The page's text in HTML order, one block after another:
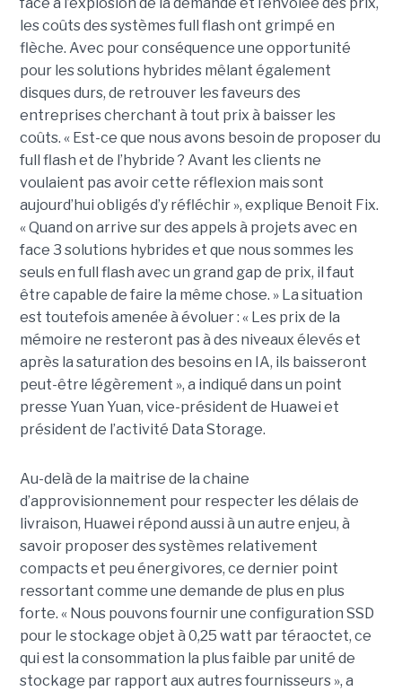
les coûts des systèmes full flash ont grimpé en
flèche. Avec pour conséquence une opportunité
pour les solutions hybrides mêlant également
disques durs, de retrouver les faveurs des
entreprises cherchant à tout prix à baisser les
coûts. « Est-ce que nous avons besoin de proposer du
full flash et de l’hybride ? Avant les clients ne
voulaient pas avoir cette réflexion mais sont
aujourd’hui obligés d’y réfléchir », explique Benoit Fix.
« Quand on arrive sur des appels à projets avec en
face 3 solutions hybrides et que nous sommes les
seuls en full flash avec un grand gap de prix, il faut
être capable de faire la même chose. » La situation
est toutefois amenée à évoluer : « Les prix de la
mémoire ne resteront pas à des niveaux élevés et
après la saturation des besoins en IA, ils baisseront
peut-être légèrement », a indiqué dans un point
presse Yuan Yuan, vice-président de Huawei et
président de l’activité Data Storage.
Au-delà de la maitrise de la chaine
d’approvisionnement pour respecter les délais de
livraison, Huawei répond aussi à un autre enjeu, à
savoir proposer des systèmes relativement
compacts et peu énergivores, ce dernier point
ressortant comme une demande de plus en plus
forte. « Nous pouvons fournir une configuration SSD
pour le stockage objet à 0,25 watt par téraoctet, ce
qui est la consommation la plus faible par unité de
stockage par rapport aux autres fournisseurs », a